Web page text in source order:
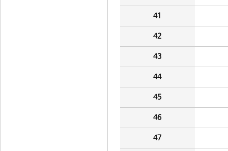
41
42
43
44
45
46
47